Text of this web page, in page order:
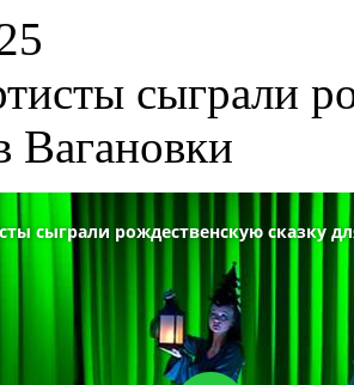
сыграли
Вагановки